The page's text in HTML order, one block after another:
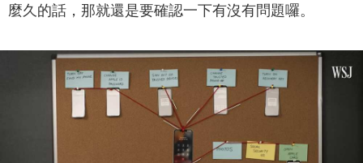
麼久的話，那就還是要確認一下有沒有問題囉。